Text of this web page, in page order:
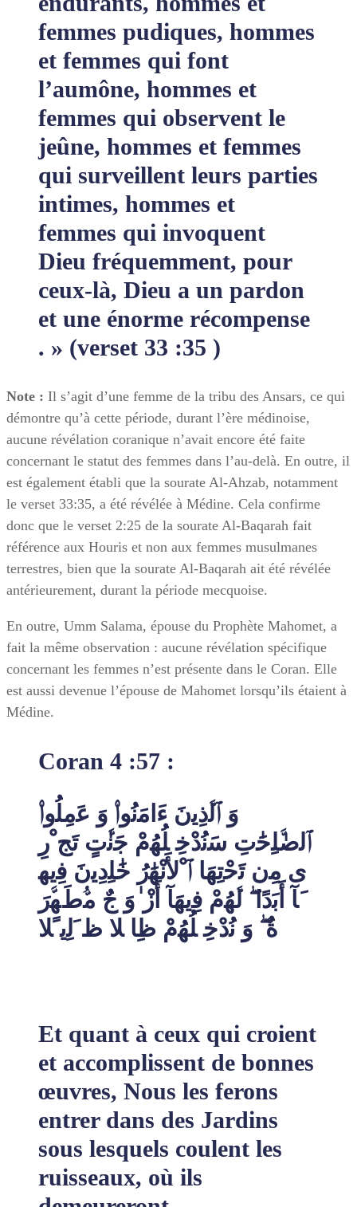
femmes pudiques, hommes
et femmes qui font
l’aumône, hommes et
femmes qui observent le
jeûne, hommes et femmes
qui surveillent leurs parties
intimes, hommes et
femmes qui invoquent
Dieu fréquemment, pour
ceux-là, Dieu a un pardon
et une énorme récompense
. » (verset 33 :35 )
Note : Il s’agit d’une femme de la tribu des Ansars, ce qui
démontre qu’à cette période, durant l’ère médinoise,
aucune révélation coranique n’avait encore été faite
concernant le statut des femmes dans l’au-delà. En outre, il
est également établi que la sourate Al-Ahzab, notamment
le verset 33:35, a été révélée à Médine. Cela confirme
donc que le verset 2:25 de la sourate Al-Baqarah fait
référence aux Houris et non aux femmes musulmanes
terrestres, bien que la sourate Al-Baqarah ait été révélée
antérieurement, durant la période mecquoise.
En outre, Umm Salama, épouse du Prophète Mahomet, a
fait la même observation : aucune révélation spécifique
concernant les femmes n’est présente dans le Coran. Elle
est aussi devenue l’épouse de Mahomet lorsqu’ils étaient à
Médine.
Coran 4 :57 :
وَ ٱﻟﱠذِﯾنَ ءَاﻣَﻧُوا۟ وَ ﻋَﻣِﻠُوا۟
ٱﻟﺻٰﱠﻠِﺣَٰتِ ﺳَﻧُدْﺧِ ﻠُﮭُمْ ﺟَﻧٰﱠتٍ ﺗَﺞ ْرِ
ى ﻣِن ﺗَﺣْﺗِﮭَﺎ ٱ ْﻷَﻧْﮭَٰرُ ﺧَٰﻠِدِﯾنَ ﻓِﯾﮭ
َﺂ أَﺑَدًا ۖ ﻟﱠﮭُمْ ﻓِﯾﮭَﺂ أَزْ ٰوَ جٌ ﻣﱡطَﮭﱠرَ
ةٌ ۖ وَ ﻧُدْﺧِ ﻠُﮭُمْ ظِا ﻼ ظ َﻟِﯾ ًﻼ
Et quant à ceux qui croient
et accomplissent de bonnes
œuvres, Nous les ferons
entrer dans des Jardins
sous lesquels coulent les
ruisseaux, où ils